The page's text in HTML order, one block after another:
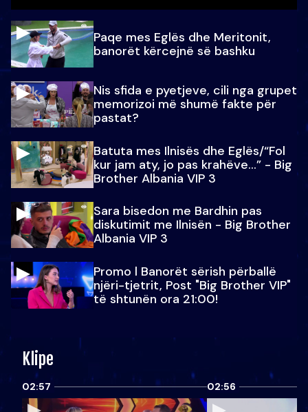
Paqe mes Eglës dhe Meritonit,
banorët kërcejnë së bashku
Nis sfida e pyetjeve, cili nga grupet
memorizoi më shumë fakte për
pastat?
Batuta mes Ilnisës dhe Eglës/“Fol
kur jam aty, jo pas krahëve…” - Big
Brother Albania VIP 3
Sara bisedon me Bardhin pas
diskutimit me Ilnisën - Big Brother
Albania VIP 3
Promo l Banorët sërish përballë
njëri-tjetrit, Post "Big Brother VIP"
të shtunën ora 21:00!
Klipe
02:57 02:56